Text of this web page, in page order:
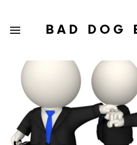
BAD DOG